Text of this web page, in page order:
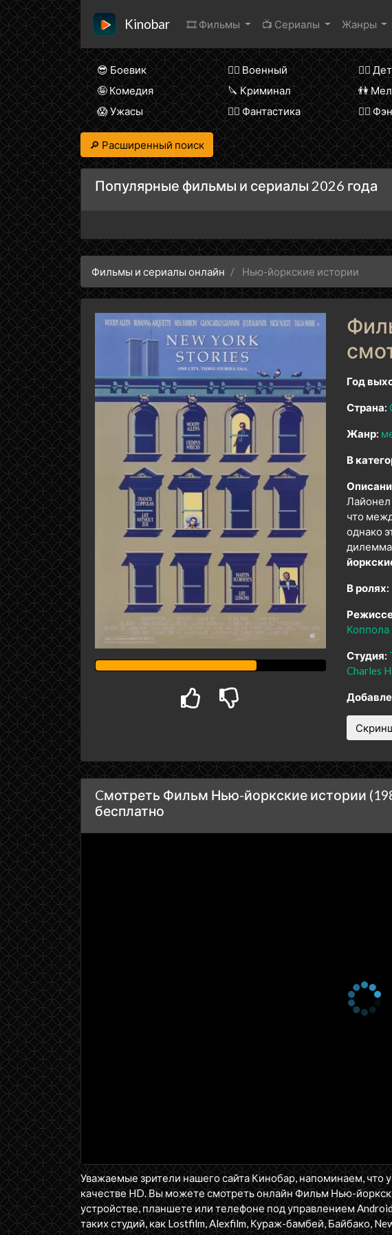
Kinobar 🎞 Фильмы 📺 Сериалы Жанры
😎 Боевик 👨‍✈️ Военный 🕵️‍♂️
🤪 Комедия
🔪 Криминал 👫
😱 Ужасы
🧙‍♀️ Фантастика 🧝‍♂️
🔎 Расширенный поиск
Популярные фильмы и сериалы 2026 года
Фильмы и сериалы онлайн Нью-йоркские истории
Год
Страна:
Жанр:
В
Лайонел
что
однако
В ролях:
Коппола
Студия:
Charles
Cмотреть Фильм Нью-йоркские истории
бесплатно
Уважаемые зрители нашего сайта Кинобар, напоминаем, что
качестве HD. Вы можете смотреть онлайн Фильм Нью-
устройстве, планшете или телефоне под управлением
таких студий, как Lostfilm, Alexfilm, Кураж-бамбей, Байбако,